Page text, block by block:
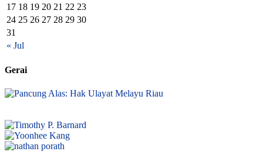
« Jul
17 18 19 20 21 22 23
24 25 26 27 28 29 30
31
Gerai